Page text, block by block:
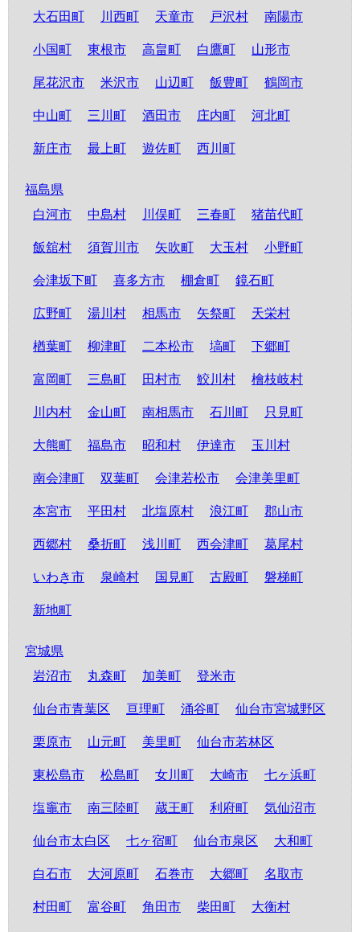
大石田町 川西町 天童市 戸沢村 南陽市
小国町 東根市 高畠町 白鷹町 山形市
尾花沢市 米沢市 山辺町 飯豊町 鶴岡市
中山町 三川町 酒田市 庄内町 河北町
新庄市 最上町 遊佐町 西川町
福島県
白河市
中島村 川俣町 三春町 猪苗代町
飯舘村 須賀川市 矢吹町 大玉村 小野町
会津坂下町 喜多方市 棚倉町 鏡石町
広野町 湯川村 相馬市 矢祭町 天栄村
楢葉町 柳津町 二本松市 塙町 下郷町
富岡町 三島町 田村市 鮫川村 檜枝岐村
川内村 金山町 南相馬市 石川町 只見町
大熊町 福島市 昭和村 伊達市 玉川村
南会津町 双葉町 会津若松市 会津美里町
本宮市 平田村 北塩原村 浪江町 郡山市
西郷村 桑折町 浅川町 西会津町 葛尾村
いわき市 泉崎村 国見町 古殿町 磐梯町
新地町
宮城県
岩沼市
丸森町 加美町 登米市
仙台市青葉区 亘理町 涌谷町 仙台市宮城野区
栗原市 山元町 美里町 仙台市若林区
東松島市 松島町 女川町 大崎市 七ヶ浜町
塩竈市 南三陸町 蔵王町 利府町 気仙沼市
仙台市太白区 七ヶ宿町 仙台市泉区 大和町
白石市 大河原町 石巻市 大郷町 名取市
村田町 富谷町 角田市 柴田町 大衡村